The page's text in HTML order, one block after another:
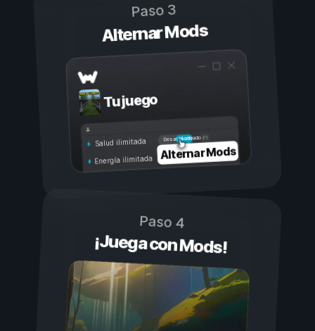
Paso 3
Alternar Mods
Tu juego
Activado
Desactivado
Salud ilimitada
Energía ilimitada Alternar Mods
Paso 4
¡Juega con Mods!